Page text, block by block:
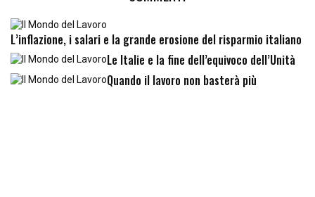
L’inflazione, i salari e la grande erosione del risparmio italiano
Le Italie e la fine dell’equivoco dell’Unità
Quando il lavoro non basterà più